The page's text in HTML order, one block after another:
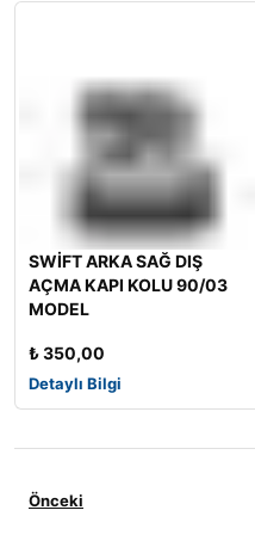
SWİFT ARKA SAĞ DIŞ
AÇMA KAPI KOLU 90/03
MODEL
₺350,00
Detaylı Bilgi
Önceki